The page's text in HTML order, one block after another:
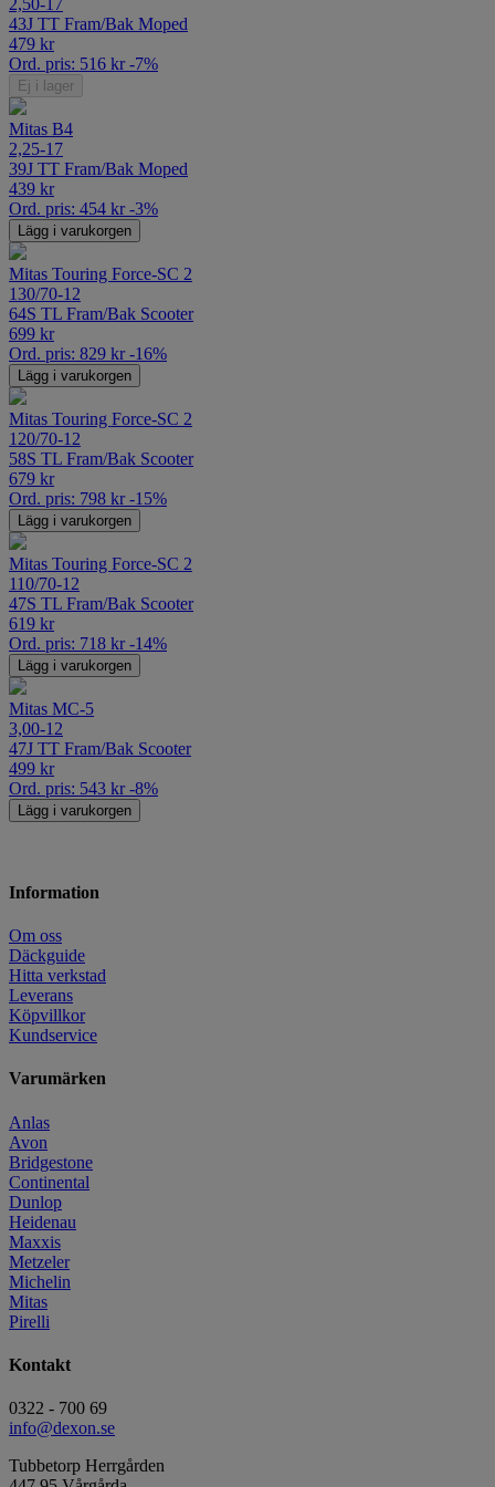
43J TT Fram/Bak Moped
479 kr
Ord. pris: 516 kr -7%
Ej i lager
Mitas B4
2,25-17
39J TT Fram/Bak Moped
439 kr
Ord. pris: 454 kr -3%
Lägg i varukorgen
Mitas Touring Force-SC 2
130/70-12
64S TL Fram/Bak Scooter
699 kr
Ord. pris: 829 kr -16%
Lägg i varukorgen
Mitas Touring Force-SC 2
120/70-12
58S TL Fram/Bak Scooter
679 kr
Ord. pris: 798 kr -15%
Lägg i varukorgen
Mitas Touring Force-SC 2
110/70-12
47S TL Fram/Bak Scooter
619 kr
Ord. pris: 718 kr -14%
Lägg i varukorgen
Mitas MC-5
3,00-12
47J TT Fram/Bak Scooter
499 kr
Ord. pris: 543 kr -8%
Lägg i varukorgen
Information
Om oss
Däckguide
Hitta verkstad
Leverans
Köpvillkor
Kundservice
Varumärken
Anlas
Avon
Bridgestone
Continental
Dunlop
Heidenau
Maxxis
Metzeler
Michelin
Mitas
Pirelli
Kontakt
0322 - 700 69
info@dexon.se
Tubbetorp Herrgården